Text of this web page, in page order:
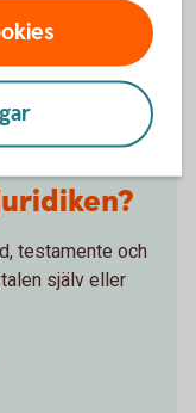
testamente och
själv eller